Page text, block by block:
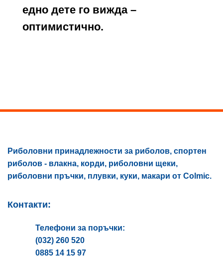
едно дете го вижда –
оптимистично.
Риболовни принадлежности за риболов, спортен
риболов - влакна, корди, риболовни щеки,
риболовни пръчки, плувки, куки, макари от Colmic.
Контакти:
Телефони за поръчки:
(032) 260 520
0885 14 15 97